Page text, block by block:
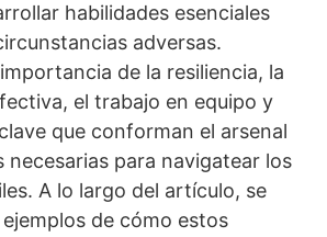
habilidades esenciales
adversas.
de la resiliencia, la
el trabajo en equipo y
que conforman el arsenal
necesarias para navigatear los
A lo largo del artí­culo, se
de cómo estos